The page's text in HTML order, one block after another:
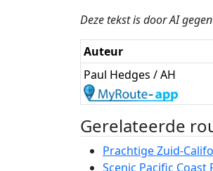
Deze tekst is door AI
Auteur
Paul Hedges / AH
Gerelateerde
Prachtige Zuid-
Scenic Pacific